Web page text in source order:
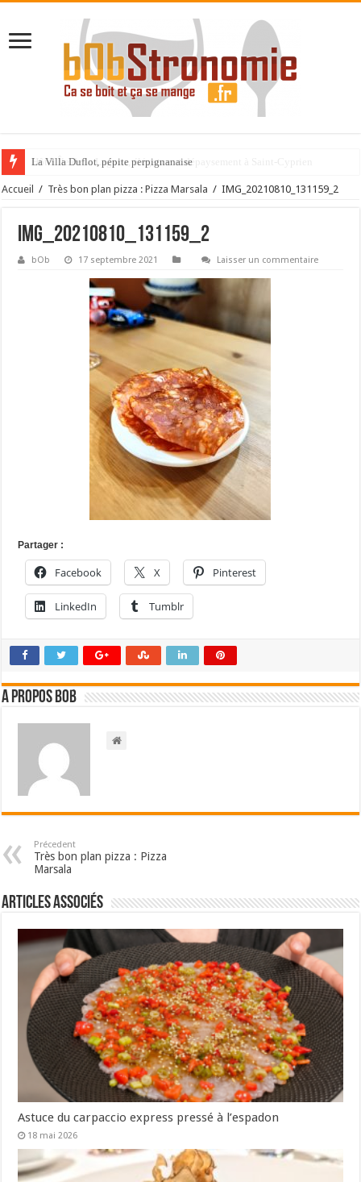
La Villa Duflot, pépite perpignanaise
Accueil / Très bon plan pizza : Pizza Marsala / IMG_20210810_131159_2
IMG_20210810_131159_2
bOb 17 septembre 2021 Laisser un commentaire
Partager :
Facebook X Pinterest
LinkedIn Tumblr
A propos bOb
Précedent
Très bon plan pizza : Pizza
Marsala
Articles associés
Astuce du carpaccio express pressé à l’espadon
18 mai 2026